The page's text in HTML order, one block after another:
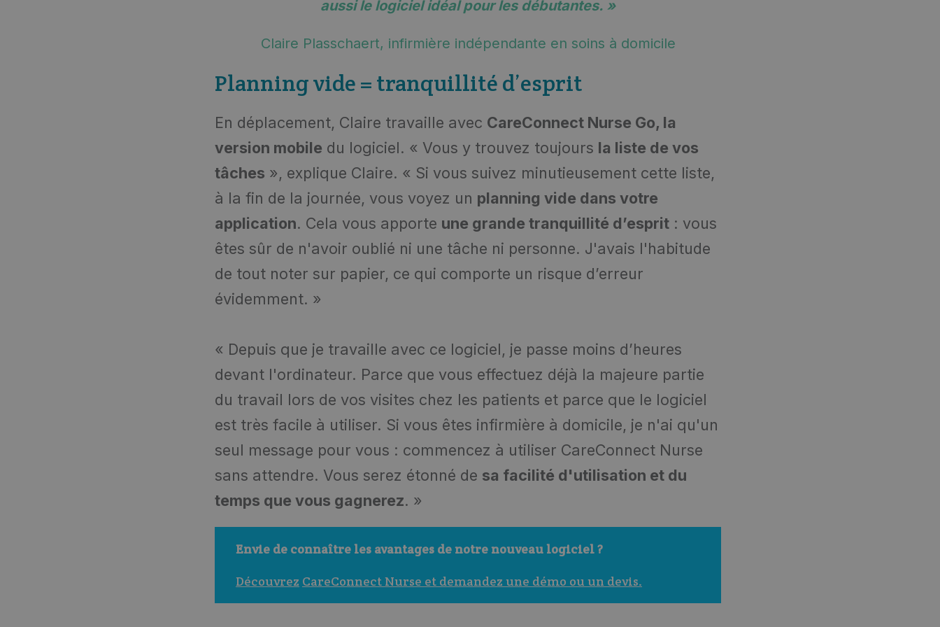
aussi le logiciel idéal pour les débutantes. »
Claire Plasschaert, infirmière indépendante en soins à domicile
Planning vide = tranquillité d’esprit
En déplacement, Claire travaille avec CareConnect Nurse Go, la
version mobile du logiciel. « Vous y trouvez toujours la liste de vos
tâches », explique Claire. « Si vous suivez minutieusement cette liste,
à la fin de la journée, vous voyez un planning vide dans votre
application. Cela vous apporte une grande tranquillité d’esprit : vous
êtes sûr de n'avoir oublié ni une tâche ni personne. J'avais l'habitude
de tout noter sur papier, ce qui comporte un risque d’erreur
évidemment. »
« Depuis que je travaille avec ce logiciel, je passe moins d’heures
devant l'ordinateur. Parce que vous effectuez déjà la majeure partie
du travail lors de vos visites chez les patients et parce que le logiciel
est très facile à utiliser. Si vous êtes infirmière à domicile, je n'ai qu'un
seul message pour vous : commencez à utiliser CareConnect Nurse
sans attendre. Vous serez étonné de sa facilité d'utilisation et du
temps que vous gagnerez. »
Envie de connaître les avantages de notre nouveau logiciel ?
Découvrez CareConnect Nurse et demandez une démo ou un devis.